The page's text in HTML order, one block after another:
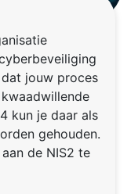
jouw proces
kun je daar als
gehouden.
de NIS2 te